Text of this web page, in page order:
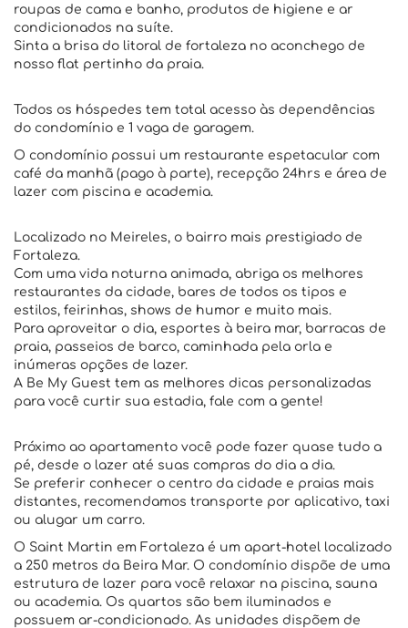
roupas de cama e banho, produtos de higiene e ar
condicionados na suíte.
Sinta a brisa do litoral de fortaleza no aconchego de
nosso flat pertinho da praia.
Todos os hóspedes tem total acesso às dependências
do condomínio e 1 vaga de garagem.
O condomínio possui um restaurante espetacular com
café da manhã (pago à parte), recepção 24hrs e área de
lazer com piscina e academia.
Localizado no Meireles, o bairro mais prestigiado de
Fortaleza.
Com uma vida noturna animada, abriga os melhores
restaurantes da cidade, bares de todos os tipos e
estilos, feirinhas, shows de humor e muito mais.
Para aproveitar o dia, esportes à beira mar, barracas de
praia, passeios de barco, caminhada pela orla e
inúmeras opções de lazer.
A Be My Guest tem as melhores dicas personalizadas
para você curtir sua estadia, fale com a gente!
Próximo ao apartamento você pode fazer quase tudo a
pé, desde o lazer até suas compras do dia a dia.
Se preferir conhecer o centro da cidade e praias mais
distantes, recomendamos transporte por aplicativo, taxi
ou alugar um carro.
O Saint Martin em Fortaleza é um apart-hotel localizado
a 250 metros da Beira Mar. O condomínio dispõe de uma
estrutura de lazer para você relaxar na piscina, sauna
ou academia. Os quartos são bem iluminados e
possuem ar-condicionado. As unidades dispõem de